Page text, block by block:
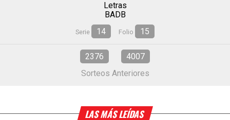
Letras
BADB
Serie 14 Folio 15
2376
4007
Sorteos Anteriores
LAS MÁS LEÍDAS